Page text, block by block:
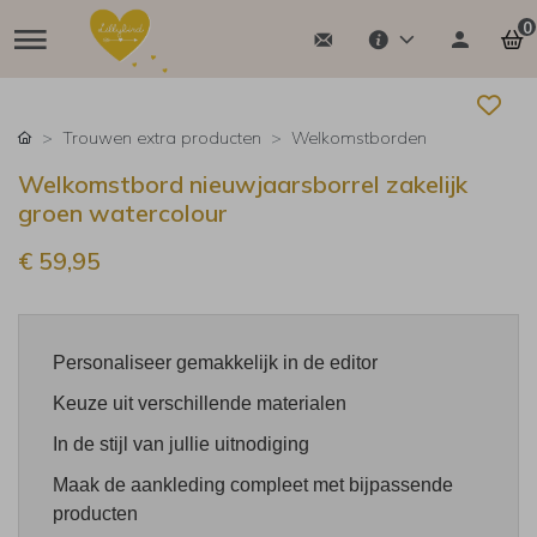
0
Trouwen extra producten Welkomstborden
Welkomstbord nieuwjaarsborrel zakelijk
groen watercolour
€ 59,95
Personaliseer gemakkelijk in de editor
Keuze uit verschillende materialen
In de stijl van jullie uitnodiging
Maak de aankleding compleet met bijpassende
producten